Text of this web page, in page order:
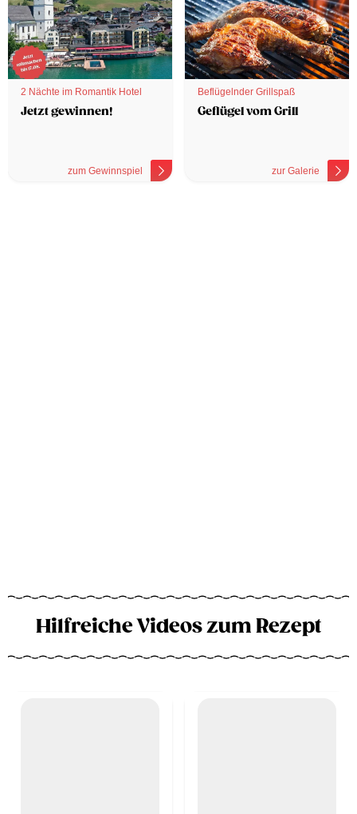
2 Nächte im Romantik Hotel
Jetzt gewinnen!
zum Gewinnspiel
Beflügelnder Grillspaß
Geflügel vom Grill
zur Galerie
Hilfreiche Videos zum Rezept